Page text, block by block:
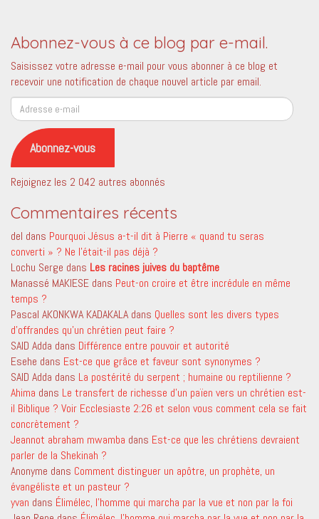
Abonnez-vous à ce blog par e-mail.
Saisissez votre adresse e-mail pour vous abonner à ce blog et
recevoir une notification de chaque nouvel article par email.
Adresse
e-
mail
Abonnez-vous
Rejoignez les 2 042 autres abonnés
Commentaires récents
del dans Pourquoi Jésus a-t-il dit à Pierre « quand tu seras
converti » ? Ne l’était-il pas déjà ?
Lochu Serge dans Les racines juives du baptême
Manassé MAKIESE dans Peut-on croire et être incrédule en même
temps ?
Pascal AKONKWA KADAKALA dans Quelles sont les divers types
d’offrandes qu’un chrétien peut faire ?
SAID Adda dans Différence entre pouvoir et autorité
Esehe dans Est-ce que grâce et faveur sont synonymes ?
SAID Adda dans La postérité du serpent ; humaine ou reptilienne ?
Ahima dans Le transfert de richesse d’un païen vers un chrétien est-
il Biblique ? Voir Ecclesiaste 2:26 et selon vous comment cela se fait
concrètement ?
Jeannot abraham mwamba dans Est-ce que les chrétiens devraient
parler de la Shekinah ?
Anonyme dans Comment distinguer un apôtre, un prophète, un
évangéliste et un pasteur ?
yvan dans Élimélec, l’homme qui marcha par la vue et non par la foi